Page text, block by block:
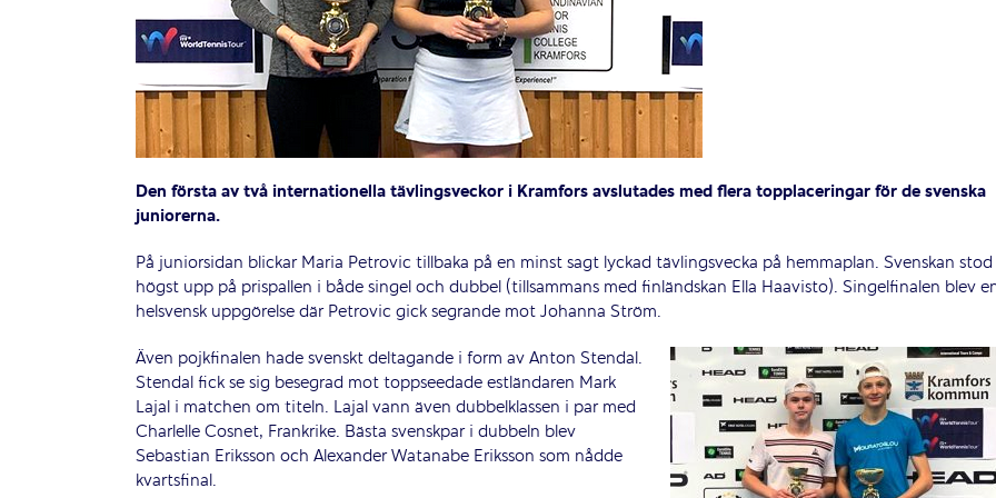
Den första av två internationella tävlingsveckor i Kramfors avslutades med flera topplaceringar för de svenska
juniorerna.
På juniorsidan blickar Maria Petrovic tillbaka på en minst sagt lyckad tävlingsvecka på hemmaplan. Svenskan stod
högst upp på prispallen i både singel och dubbel (tillsammans med finländskan Ella Haavisto). Singelfinalen blev
helsvensk uppgörelse där Petrovic gick segrande mot Johanna Ström.
Även pojkfinalen hade svenskt deltagande i form av Anton Stendal.
Stendal fick se sig besegrad mot toppseedade estländaren Mark
Lajal i matchen om titeln. Lajal vann även dubbelklassen i par med
Charlelle Cosnet, Frankrike. Bästa svenskpar i dubbeln blev
Sebastian Eriksson och Alexander Watanabe Eriksson som nådde
kvartsfinal.